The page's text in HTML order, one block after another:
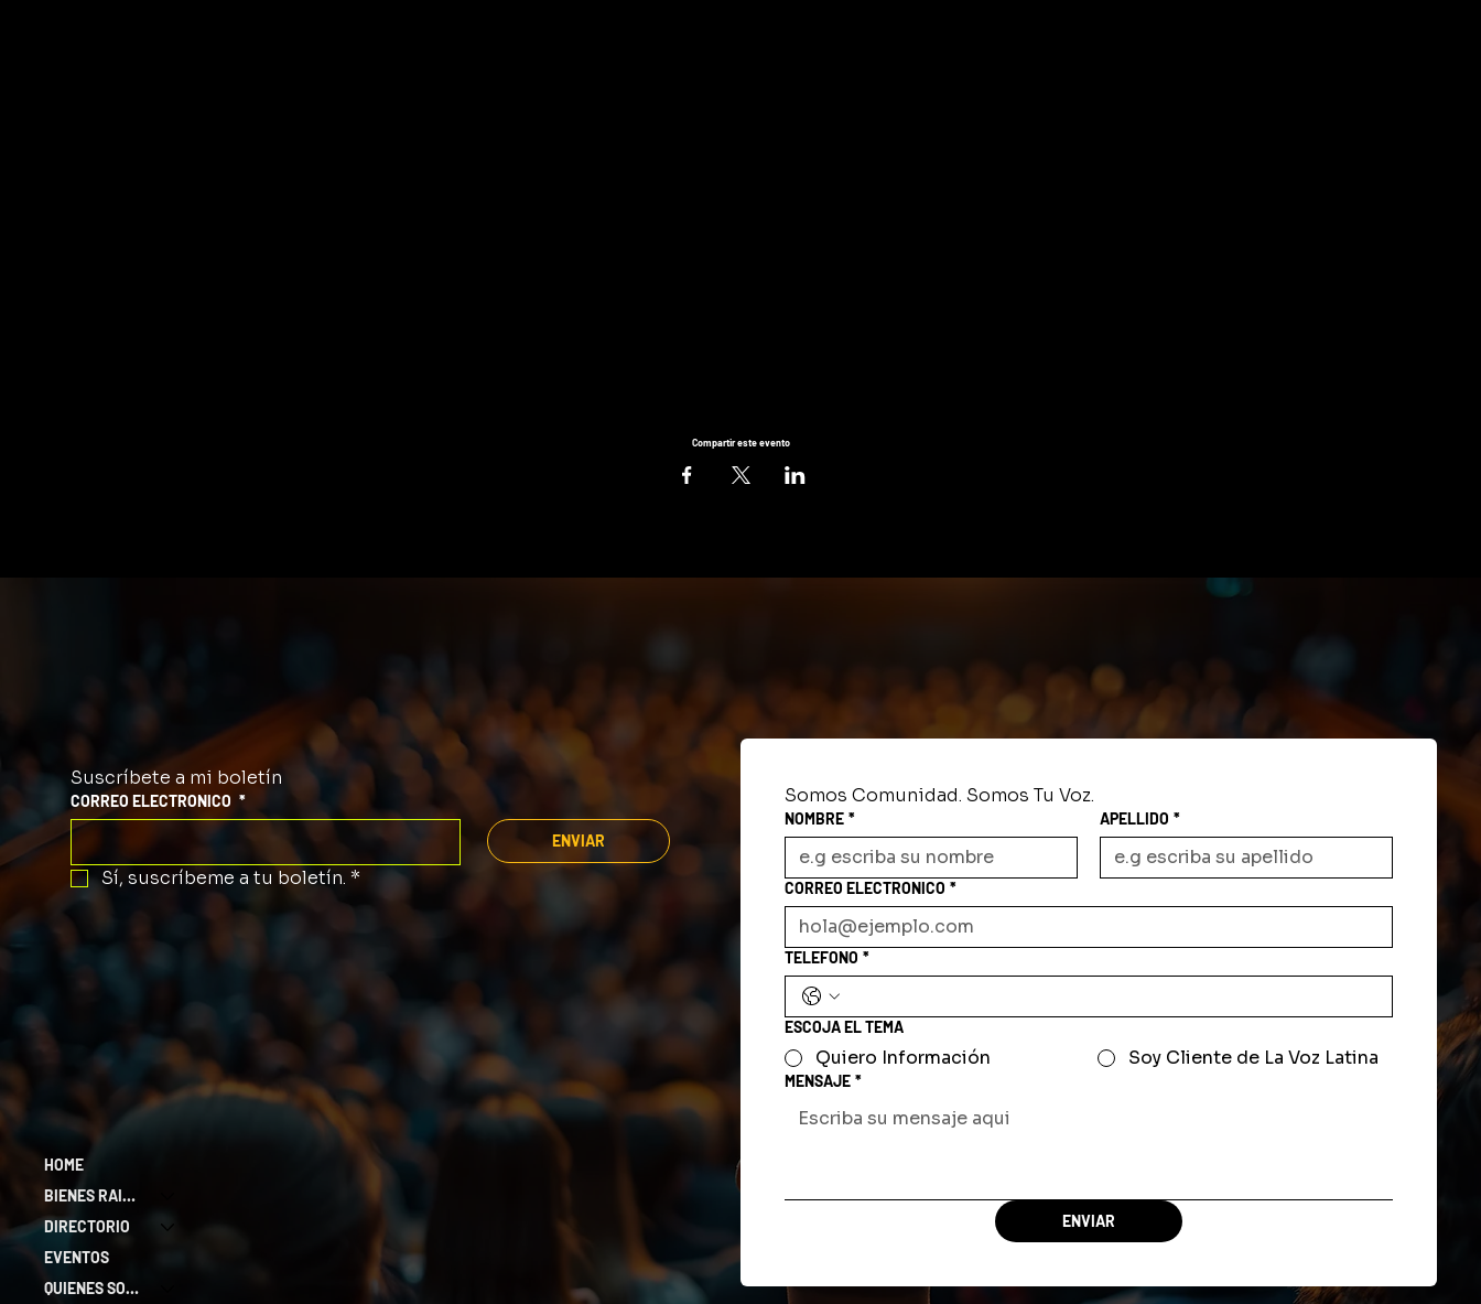
Compartir este evento
Suscríbete a mi boletín
CORREO ELECTRONICO *
ENVIAR
Sí, suscríbeme a tu boletín. *
Somos Comunidad. Somos Tu Voz.
NOMBRE * APELLIDO *
CORREO ELECTRONICO *
TELEFONO *
ESCOJA EL TEMA
Quiero Información Soy Cliente de La Voz Latina
MENSAJE *
ENVIAR
HOME
BIENES RAICES
DIRECTORIO
EVENTOS
QUIENES SOMOS